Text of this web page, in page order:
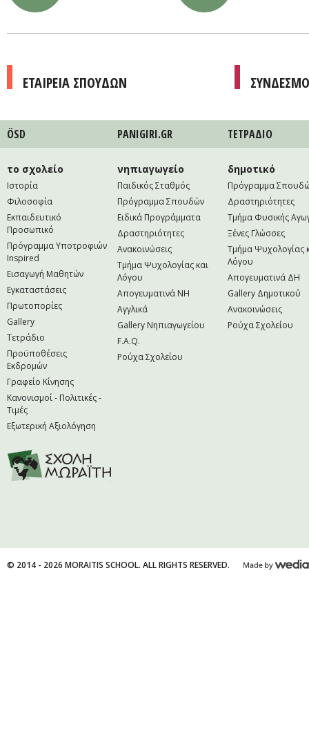
ΕΤΑΙΡΕΙΑ ΣΠΟΥΔΩΝ
ÖSD PANIGIRI.GR ΤΕΤΡAΔΙΟ
το σχολείο
Ιστορία
Φιλοσοφία
Εκπαιδευτικό
Προσωπικό
Πρόγραμμα Υποτροφιών
Inspired
Εισαγωγή Μαθητών
Εγκαταστάσεις
Πρωτοπορίες
Gallery
Τετράδιο
Προϋποθέσεις
Εκδρομών
Γραφείο Κίνησης
Κανονισμοί - Πολιτικές -
Τιμές
Εξωτερική Αξιολόγηση
νηπιαγωγείο
Παιδικός Σταθμός
Πρόγραμμα Σπουδών
Ειδικά Προγράμματα
Δραστηριότητες
Ανακοινώσεις
Τμήμα Ψυχολογίας και
Λόγου
Απογευματινά NH
Αγγλικά
Gallery Νηπιαγωγείου
F.A.Q.
Ρούχα Σχολείου
δημοτικό
Πρόγραμμα
Δραστηριότητες
Τμήμα Φυσικής
Ξένες Γλώσσες
Τμήμα Ψυχολογίας
Λόγου
Απογευματινά ΔΗ
Gallery Δημοτικού
Ανακοινώσεις
Ρούχα Σχολείου
© 2014 - 2026 MORAITIS SCHOOL. ALL RIGHTS RESERVED.